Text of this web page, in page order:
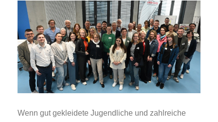
Wenn gut gekleidete Jugendliche und zahlreiche